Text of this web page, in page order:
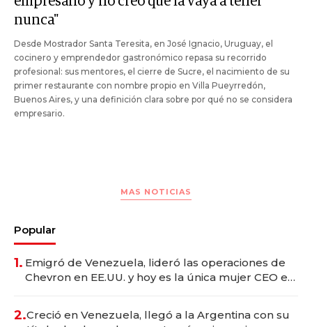
nunca"
Desde Mostrador Santa Teresita, en José Ignacio, Uruguay, el
cocinero y emprendedor gastronómico repasa su recorrido
profesional: sus mentores, el cierre de Sucre, el nacimiento de su
primer restaurante con nombre propio en Villa Pueyrredón,
Buenos Aires, y una definición clara sobre por qué no se considera
empresario.
MAS NOTICIAS
Popular
1. Emigró de Venezuela, lideró las operaciones de
Chevron en EE.UU. y hoy es la única mujer CEO en
2.Creció en Venezuela, llegó a la Argentina con su